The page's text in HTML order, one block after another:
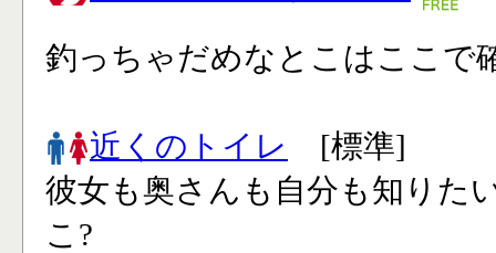
釣っちゃだめなとこはここで
近くのトイレ
[標準]
彼女も奥さんも自分も知りた
こ?